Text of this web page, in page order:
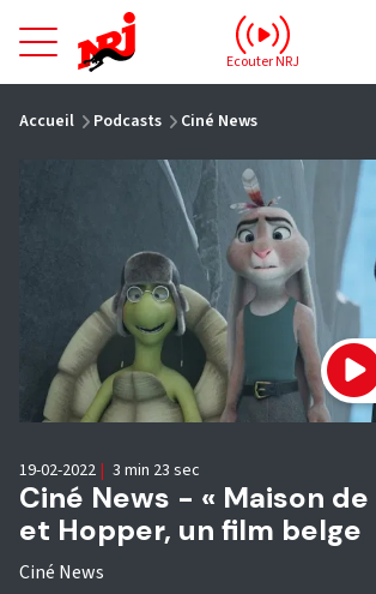
NRJ - Accueil
Ecouter NRJ
Accueil Podcasts Ciné News
Ciné News - « Maison
et Hopper, un film belge
Ciné News
19-02-2022 | 3 min 23 sec